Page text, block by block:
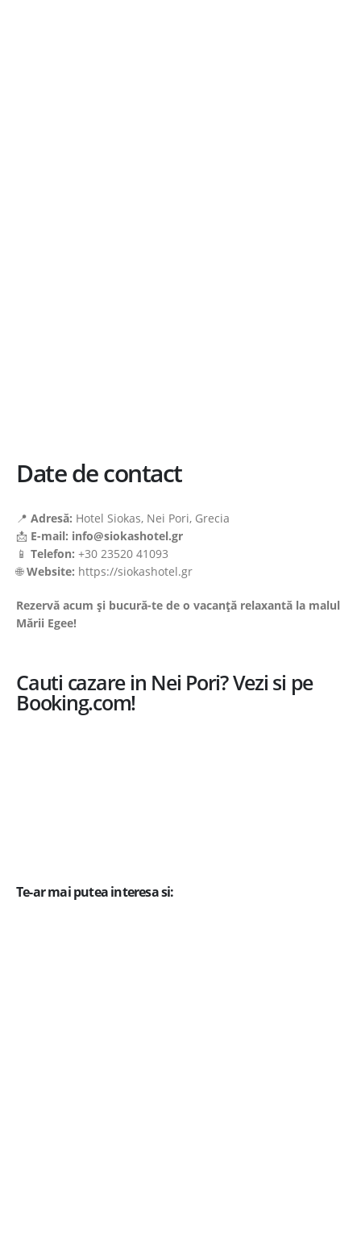
Date de contact
📍 Adresă: Hotel Siokas, Nei Pori, Grecia
📩 E-mail: info@siokashotel.gr
📱 Telefon: +30 23520 41093
🌐Website: https://siokashotel.gr
Rezervă acum și bucură-te de o vacanță relaxantă la malul
Mării Egee!
Cauti cazare in Nei Pori? Vezi si pe
Booking.com!
Te-ar mai putea interesa si: